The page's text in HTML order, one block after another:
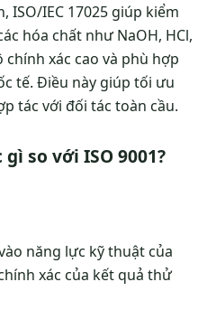
ISO/IEC 17025 giúp kiểm
hóa chất như NaOH, HCl,
chính xác cao và phù hợp
tế. Điều này giúp tối ưu
tác với đối tác toàn cầu.
gì so với ISO 9001?
năng lực kỹ thuật của
xác của kết quả thử